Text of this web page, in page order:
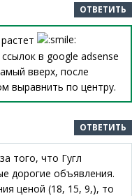
ОТВЕТИТЬ
в google adsense
вверх, после
выравнить по центру.
ОТВЕТИТЬ
того, что Гугл
дорогие объявления.
ценой (18, 15, 9,), то